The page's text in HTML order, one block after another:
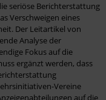
seriöse Berichterstattung
Verschweigen eines
Der Leitartikel von
Analyse der
Fokus auf die
ergänzt werden, dass
Vereine
auf die